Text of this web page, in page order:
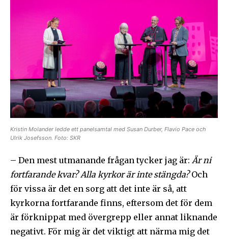
Jag godkänner integritetspolicyn
Ladda ner som PDF
Kristin Molander ledde ett panelsamtal med Susan Durber, Flavio Pace och
Ulrik Josefsson. Foto: SKR
– Den mest utmanande frågan tycker jag är: Är ni
fortfarande kvar? Alla kyrkor är inte stängda?Och
för vissa är det en sorg att det inte är så, att
kyrkorna fortfarande finns, eftersom det för dem
är förknippat med övergrepp eller annat liknande
negativt. För mig är det viktigt att närma mig det